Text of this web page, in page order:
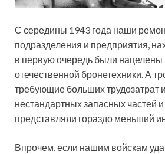
С середины 1943 года наши
подразделения и предприятия,
в первую очередь были нацелены
отечественной бронетехники. А
требующие больших трудозатрат
нестандартных запасных частей
представляли гораздо меньший
Впрочем, если нашим войскам